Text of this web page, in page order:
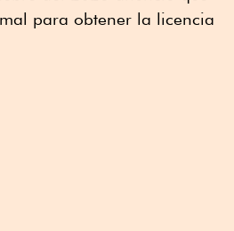
para obtener la licencia